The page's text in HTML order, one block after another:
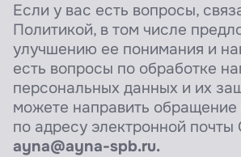
Если у вас есть вопросы,
Политикой, в том числе
улучшению ее понимания и
есть вопросы по обработке
персональных данных и их
можете направить
по адресу электронной почты
ayna@ayna-spb.ru.